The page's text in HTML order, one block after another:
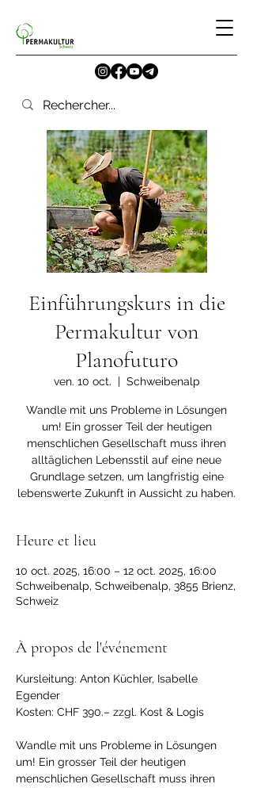
Einführungskurs in die
Permakultur von
Planofuturo
ven. 10 oct.
  |
Schweibenalp
Wandle mit uns Probleme in Lösungen
um! Ein grosser Teil der heutigen
menschlichen Gesellschaft muss ihren
alltäglichen Lebensstil auf eine neue
Grundlage setzen, um langfristig eine
lebenswerte Zukunft in Aussicht zu haben.
Heure et lieu
10 oct. 2025, 16:00 – 12 oct. 2025, 16:00
Schweibenalp, Schweibenalp, 3855 Brienz,
Schweiz
À propos de l'événement
Kursleitung: Anton Küchler, Isabelle
Egender
Kosten: CHF 390.– zzgl. Kost & Logis
Wandle mit uns Probleme in Lösungen
um! Ein grosser Teil der heutigen
menschlichen Gesellschaft muss ihren